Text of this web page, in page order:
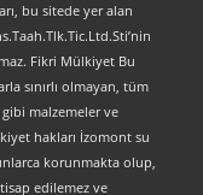
bu sitede yer alan
Fikri Mülkiyet Bu
sınırlı olmayan, tüm
malzemeler ve
hakları İzomont su
korunmakta olup,
edilemez ve